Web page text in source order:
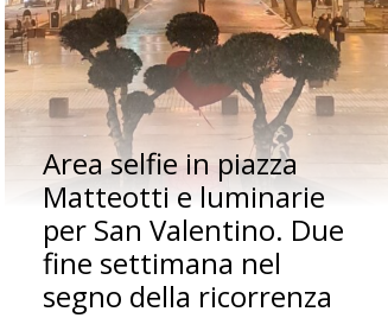
Area selfie in piazza
Matteotti e luminarie
per San Valentino. Due
fine settimana nel
segno della ricorrenza